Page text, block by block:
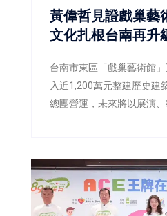
黃偉哲見證戲巢藝術館
文化扎根台南再升
台南市東區「戲巢藝術館
入近1,200萬元整建歷史建
總團營運，未來將以展演